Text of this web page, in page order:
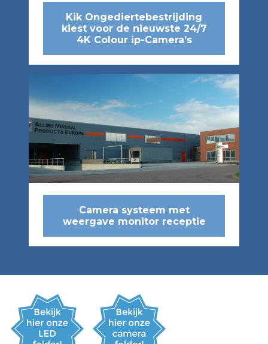
Kik Ongediertebestrijding
kiest voor de nieuwste 24/7
4K Colour ip-Camera’s
Camera systeem met
weergave monitor receptie